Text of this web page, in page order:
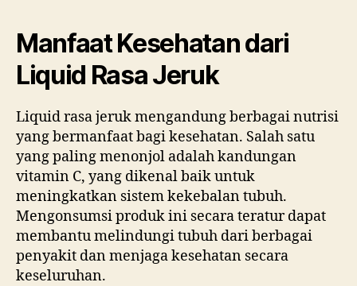
Manfaat Kesehatan dari
Liquid Rasa Jeruk
Liquid rasa jeruk mengandung berbagai nutrisi
yang bermanfaat bagi kesehatan. Salah satu
yang paling menonjol adalah kandungan
vitamin C, yang dikenal baik untuk
meningkatkan sistem kekebalan tubuh.
Mengonsumsi produk ini secara teratur dapat
membantu melindungi tubuh dari berbagai
penyakit dan menjaga kesehatan secara
keseluruhan.